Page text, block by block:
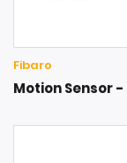
Fibaro
Motion Sensor